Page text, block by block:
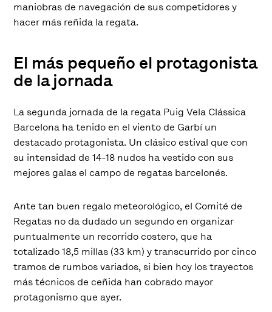
maniobras de navegación de sus competidores y
hacer más reñida la regata.
El más pequeño el protagonista
de la jornada
La segunda jornada de la regata Puig Vela Clássica
Barcelona ha tenido en el viento de Garbí un
destacado protagonista. Un clásico estival que con
su intensidad de 14-18 nudos ha vestido con sus
mejores galas el campo de regatas barcelonés.
Ante tan buen regalo meteorológico, el Comité de
Regatas no da dudado un segundo en organizar
puntualmente un recorrido costero, que ha
totalizado 18,5 millas (33 km) y transcurrido por cinco
tramos de rumbos variados, si bien hoy los trayectos
más técnicos de ceñida han cobrado mayor
protagonismo que ayer.